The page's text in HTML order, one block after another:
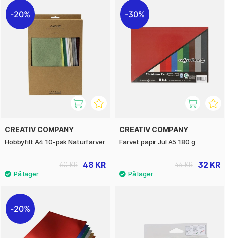
20%
CREATIV COMPANY
Hobbyfilt A4 10-pak Naturfarver
48 KR
60 KR
30%
CREATIV COMPANY
Farvet papir Jul A5 180 g
32 KR
46 KR
20%